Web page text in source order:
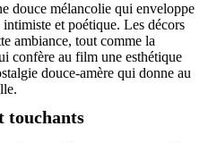
douce mélancolie qui enveloppe
et poétique. Les décors
ambiance, tout comme la
confère au film une esthétique
douce-amère qui donne au
touchants